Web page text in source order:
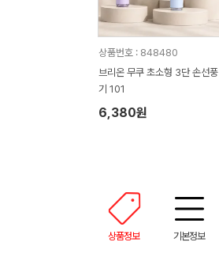
상품번호 : 848480
브리온 무쿠 초소형 3단 손선풍
기 101
6,380원
상품정보 기본정보